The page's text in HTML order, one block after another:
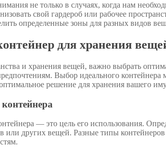
не только в случаях, когда нам
свой гардероб или рабочее
определенные зоны для разных видов
для хранения
и хранения вещей, важно выбрать
Выбор идеального
решение для хранения вашего
— это цель его использования.
или других вещей. Разные типы